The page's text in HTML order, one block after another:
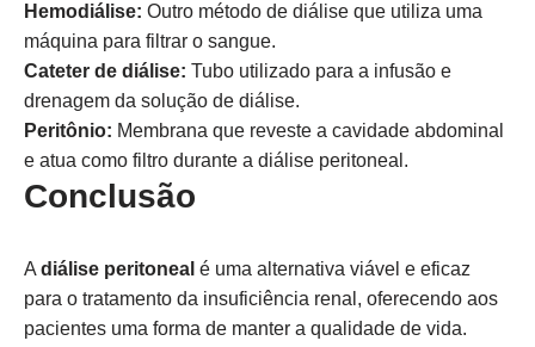
Hemodiálise: Outro método de diálise que utiliza uma
máquina para filtrar o sangue.
Cateter de diálise: Tubo utilizado para a infusão e
drenagem da solução de diálise.
Peritônio: Membrana que reveste a cavidade abdominal
e atua como filtro durante a diálise peritoneal.
Conclusão
A diálise peritoneal é uma alternativa viável e eficaz
para o tratamento da insuficiência renal, oferecendo aos
pacientes uma forma de manter a qualidade de vida.